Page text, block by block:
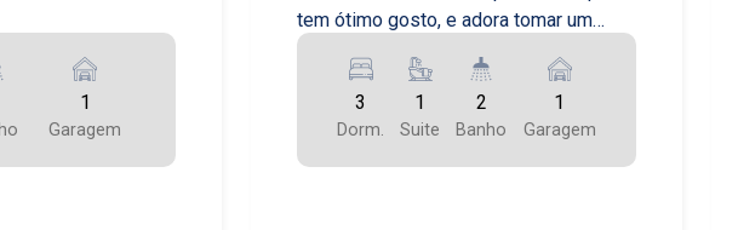
1
Garagem
tem ótimo gosto, e adora tomar um
vinho para comemorar bons momentos
3
Dorm.
1
Suite
2
Banho
1
Garagem